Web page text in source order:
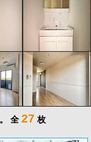
全 27 枚